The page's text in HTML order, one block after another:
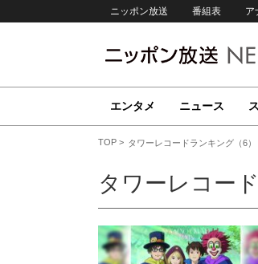
ニッポン放送 番組表 ア
エンタメ ニュース
TOP タワーレコードランキング（6）
タワーレコー